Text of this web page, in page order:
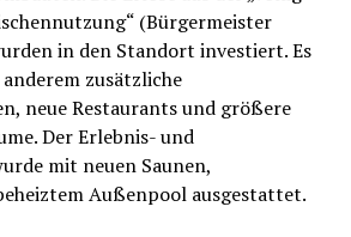
(Bürgermeister
in den Standort investiert. Es
zusätzliche
neue Restaurants und größere
Der Erlebnis- und
mit neuen Saunen,
Außenpool ausgestattet.